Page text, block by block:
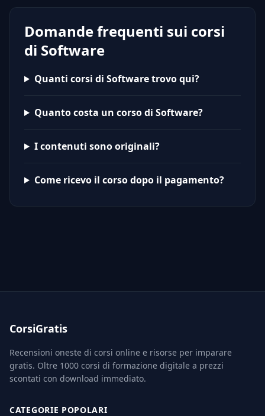
Domande frequenti sui corsi
di Software
Quanti corsi di Software trovo qui?
Quanto costa un corso di Software?
I contenuti sono originali?
Come ricevo il corso dopo il pagamento?
CorsiGratis
Recensioni oneste di corsi online e risorse per imparare
gratis. Oltre 1000 corsi di formazione digitale a prezzi
scontati con download immediato.
CATEGORIE POPOLARI